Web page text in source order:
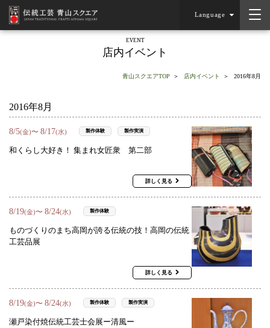
Language
EVENT
店内イベント
青山スクエアTOP 店内イベント 2016年8月
2016年8月
8/5(金)〜 8/17(水) 製作体験 製作実演
和くらし大好き！ 集まれ女匠衆 第二部
詳しく見る
8/19(金)〜 8/24(水) 製作体験
ものづくりのまち高岡が誇る伝統の技！高岡の伝統
工芸品展
詳しく見る
8/19(金)〜 8/24(水) 製作体験 製作実演
瀬戸染付焼伝統工芸士会展ー清風ー